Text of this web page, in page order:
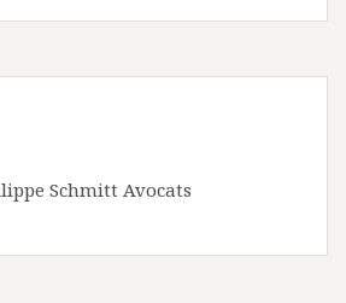
Schmitt Avocats